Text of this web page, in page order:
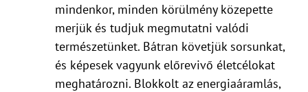
mindenkor, minden körülmény közepette
merjük és tudjuk megmutatni valódi
természetünket. Bátran követjük sorsunkat,
és képesek vagyunk előrevivő életcélokat
meghatározni. Blokkolt az energiaáramlás,